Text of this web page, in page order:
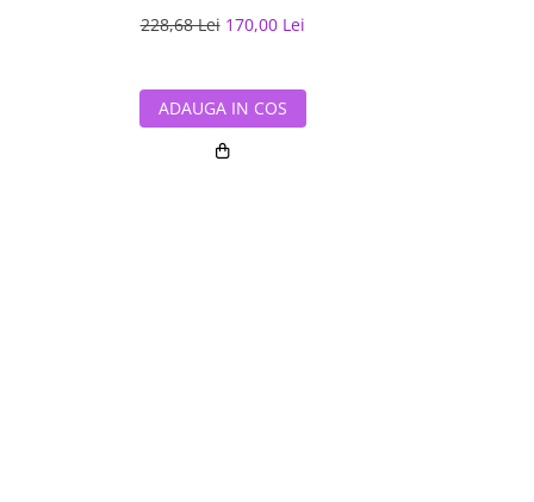
228,68 Lei 170,00 Lei
ADAUGA IN COS